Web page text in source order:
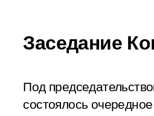
Заседание
Под
состоялось